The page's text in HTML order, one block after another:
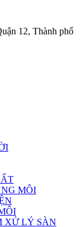
12, Thành phố
MÔI
XỬ LÝ SÀN